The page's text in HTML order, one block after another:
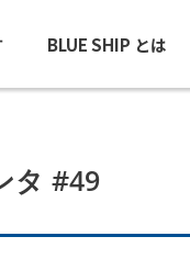
BLUE SHIP とは
タ #49